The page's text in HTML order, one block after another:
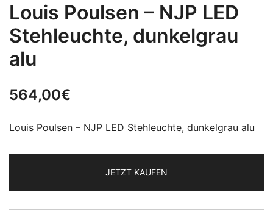
Louis Poulsen – NJP LED
Stehleuchte, dunkelgrau
alu
564,00€
Louis Poulsen – NJP LED Stehleuchte, dunkelgrau alu
JETZT KAUFEN